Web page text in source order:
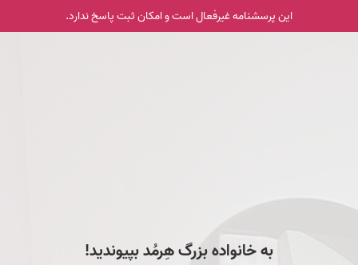
این پرسشنامه غیر‌فعال است و امکان ثبت پاسخ ندارد.
به خانواده بزرگ هِرمُد بپیوندید!